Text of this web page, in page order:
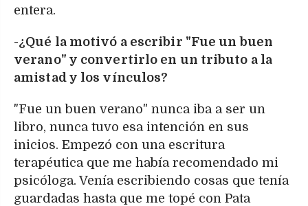
entera.
-¿Qué la motivó a escribir "Fue un buen
verano" y convertirlo en un tributo a la
amistad y los vínculos?
"Fue un buen verano" nunca iba a ser un
libro, nunca tuvo esa intención en sus
inicios. Empezó con una escritura
terapéutica que me había recomendado mi
psicóloga. Venía escribiendo cosas que tenía
guardadas hasta que me topé con Pata